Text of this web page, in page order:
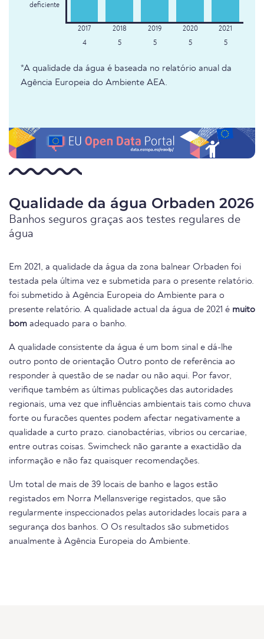
deficiente
4 5 5 5 5
*A qualidade da água é baseada no relatório anual da
Agência Europeia do Ambiente AEA.
Qualidade da água Orbaden 2026
Banhos seguros graças aos testes regulares de
água
Em 2021, a qualidade da água da zona balnear Orbaden foi
testada pela última vez e submetida para o presente relatório.
foi submetido à Agência Europeia do Ambiente para o
presente relatório. A qualidade actual da água de 2021 é muito
bom adequado para o banho.
A qualidade consistente da água é um bom sinal e dá-lhe
outro ponto de orientação Outro ponto de referência ao
responder à questão de se nadar ou não aqui. Por favor,
verifique também as últimas publicações das autoridades
regionais, uma vez que influências ambientais tais como chuva
forte ou furacões quentes podem afectar negativamente a
qualidade a curto prazo. cianobactérias, vibrios ou cercariae,
entre outras coisas. Swimcheck não garante a exactidão da
informação e não faz quaisquer recomendações.
Um total de mais de 39 locais de banho e lagos estão
registados em Norra Mellansverige registados, que são
regularmente inspeccionados pelas autoridades locais para a
segurança dos banhos. O Os resultados são submetidos
anualmente à Agência Europeia do Ambiente.